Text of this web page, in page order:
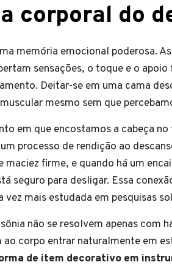
corporal do
memória emocional poderosa.
sensações, o toque e o
Deitar-se em uma cama
mesmo sem que
em que encostamos a cabeça
processo de rendição ao
maciez firme, e quando há um
seguro para desligar. Essa
mais estudada em pesquisas
não se resolvem apenas com
corpo entrar naturalmente em
de item decorativo em